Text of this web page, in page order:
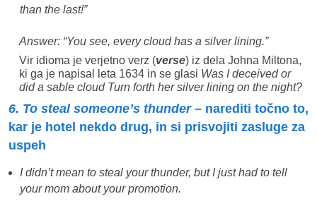
than the last!”
Answer: “You see, every cloud has a silver lining.”
Vir idioma je verjetno verz (verse) iz dela Johna Miltona,
ki ga je napisal leta 1634 in se glasi Was I deceived or
did a sable cloud Turn forth her silver lining on the night?
6. To steal someone’s thunder – narediti točno to,
kar je hotel nekdo drug, in si prisvojiti zasluge za
uspeh
I didn’t mean to steal your thunder, but I just had to tell
your mom about your promotion.